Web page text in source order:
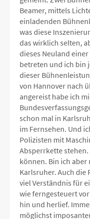
Beamer, mittels
einladenden
was diese
das wirklich selten,
dieses Neuland
betreten und ich bin
dieser
von Hannover nach
angereist habe ich
schon mal in
im Fernsehen. Und
Polizisten mit
Absperrkette
können. Bin ich aber
Karlsruher. Auch
viel Verständnis für
wie ferngesteuert
hin und herlief.
möglichst